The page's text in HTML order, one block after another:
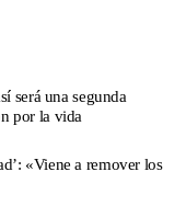
será una segunda
por la vida
«Viene a remover los